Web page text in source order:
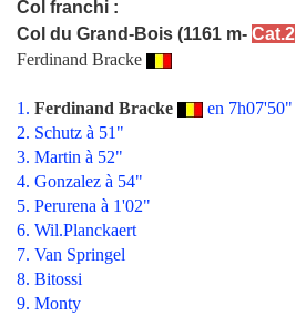
Col franchi :
Col du Grand-Bois (1161 m- Cat.2
Ferdinand Bracke
1. Ferdinand Bracke
en 7h07'50"
2. Schutz à 51"
3. Martin à 52"
4. Gonzalez à 54"
5. Perurena à 1'02"
6. Wil.Planckaert
7. Van Springel
8. Bitossi
9. Monty